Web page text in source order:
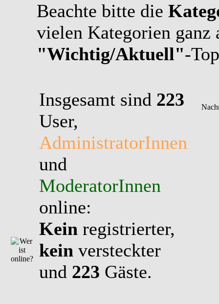
Beachte bitte die
vielen Kategorien ganz
"Wichtig/Aktuell"-
Insgesamt sind 223
User,
AdministratorInnen
und
ModeratorInnen
online:
Kein registrierter,
kein versteckter
und 223 Gäste.